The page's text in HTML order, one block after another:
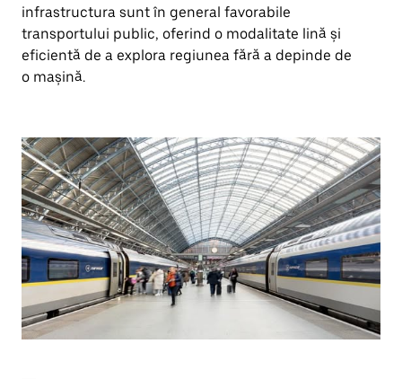
infrastructura sunt în general favorabile
transportului public, oferind o modalitate lină și
eficientă de a explora regiunea fără a depinde de
o mașină.